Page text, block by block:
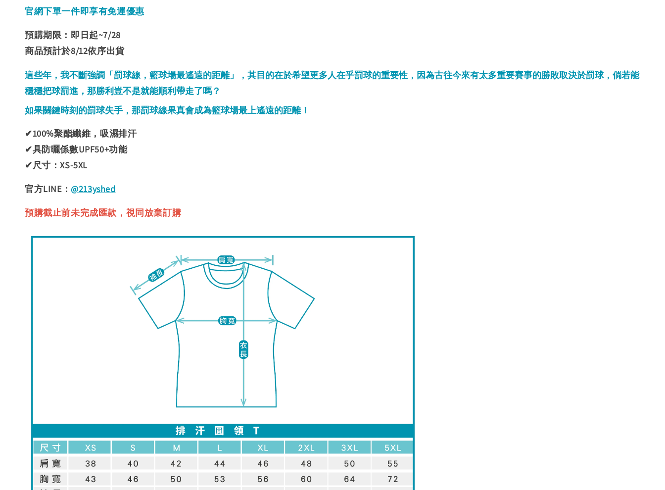
官網下單一件即享有免運優惠
預購期限：即日起~7/28
商品預計於8/12依序出貨
這些年，我不斷強調「罰球線，籃球場最遙遠的距離」，其目的在於希望更多人在乎罰球的重要性，因為古往今來有太多重要賽事的勝敗取決於罰球，倘若能
穩穩把球罰進，那勝利豈不是就能順利帶走了嗎？
如果關鍵時刻的罰球失手，那罰球線果真會成為籃球場最上遙遠的距離！
✔100%聚酯纖維，吸濕排汗
✔具防曬係數UPF50+功能
✔尺寸：XS-5XL
官方LINE： @213yshed
預購截止前未完成匯款，視同放棄訂購